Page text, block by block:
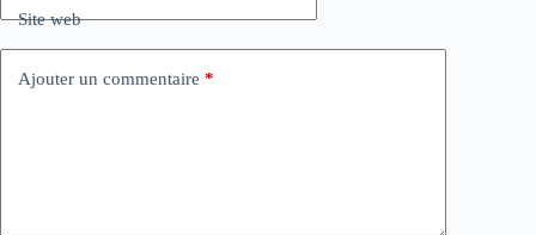
Site web
Ajouter un commentaire *